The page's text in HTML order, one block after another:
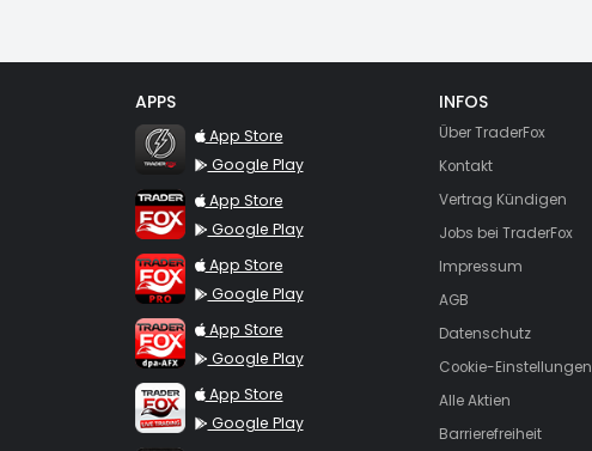
APPS
TraderFox Flash
App Store
Google Play
TraderFox App
App Store
Google Play
TraderFox Pro
App Store
Google Play
TraderFox dpa-AFX ProFeed
App Store
Google Play
TraderFox Live Trading
App Store
Google Play
INFOS
Über TraderFox
Kontakt
Vertrag Kündigen
Jobs bei TraderFox
Impressum
AGB
Datenschutz
Cookie-Einstellungen
Alle Aktien
Barrierefreiheit